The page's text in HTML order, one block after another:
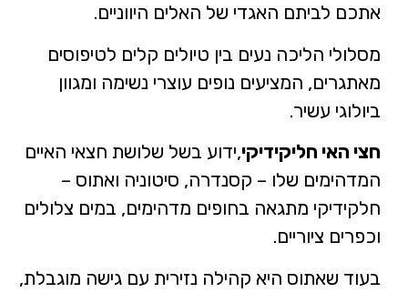
אתכם לביתם האגדי של האלים היווניים.
מסלולי הליכה נעים בין טיולים קלים לטיפוסים
מאתגרים, המציעים נופים עוצרי נשימה ומגוון
ביולוגי עשיר.
חצי האי חליקידיקי,ידוע בשל שלושת חצאי האיים
המדהימים שלו – קסנדרה, סיטוניה ואתוס –
חלקידיקי מתגאה בחופים מדהימים, במים צלולים
וכפרים ציוריים.
בעוד שאתוס היא קהילה נזירית עם גישה מוגבלת,